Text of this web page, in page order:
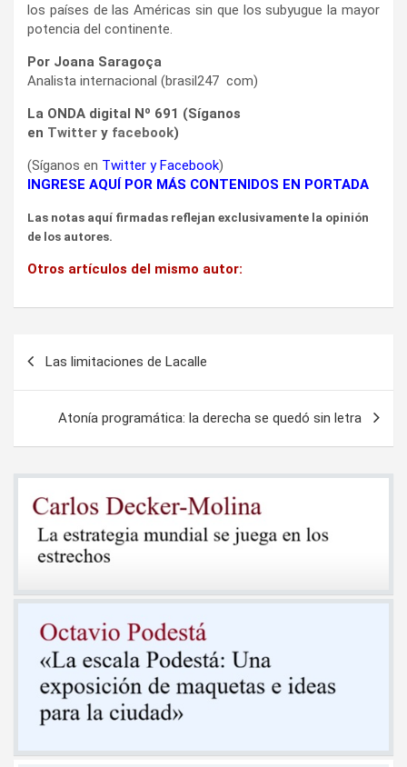
los países de las Américas sin que los subyugue la mayor
potencia del continente.
Por Joana Saragoça
Analista internacional (brasil247 com)
La ONDA digital Nº 691 (Síganos
en Twitter y facebook)
(Síganos en Twitter yFacebook)
INGRESE AQUÍ POR MÁS CONTENIDOS EN PORTADA
Las notas aquí firmadas reflejan exclusivamente la opinión
de los autores.
Otros artículos del mismo autor:
entradas
Las limitaciones de Lacalle
Atonía programática: la derecha se quedó sin letra